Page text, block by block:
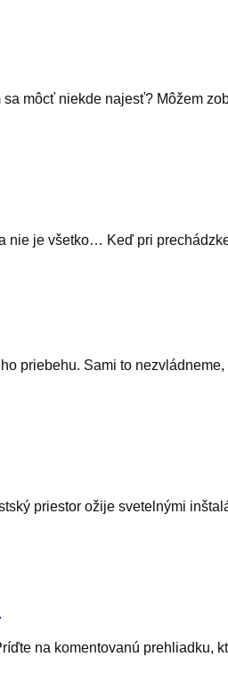
môcť niekde najesť? Môžem
je všetko… Keď pri
priebehu. Sami to
priestor ožije svetelnými
na komentovanú prehliadku,